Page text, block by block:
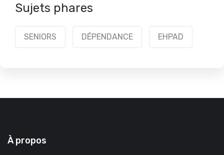
Sujets phares
SENIORS DÉPENDANCE EHPAD
À propos